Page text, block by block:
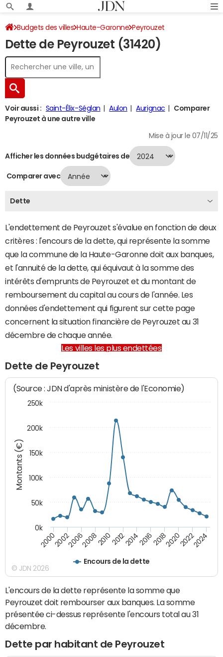
Budgets des villes Haute-Garonne Peyrouzet
Dette au 31/12/2024
Dette de Peyrouzet (31420)
Voir aussi : Saint-Élix-Séglan Aulon Aurignac
Comparer
Peyrouzet à une autre ville
Mise à jour le 07/11/25
Afficher les données budgétaires de
Comparer avec
Dette
L'endettement de Peyrouzet s'évalue en fonction de deux
critères : l'encours de la dette, qui représente la somme
que la commune de la Haute-Garonne doit aux banques,
et l'annuité de la dette, qui équivaut à la somme des
intérêts d'emprunts de Peyrouzet et du montant de
remboursement du capital au cours de l'année. Les
données d'endettement qui figurent sur cette page
concernent la situation financière de Peyrouzet au 31
décembre de chaque année.
Les villes les plus endettées
Dette de Peyrouzet
Montants (€)
(Source : JDN d'après ministère de l'Economie)
Encours de la dette
200020022006200820102012201420162018202020222024
0k
50k
100k
150k
200k
250k
© JDN 2026
L'encours de la dette représente la somme que
Peyrouzet doit rembourser aux banques. La somme
présentée ci-dessus représente l'encours total au 31
décembre.
Dette par habitant de Peyrouzet